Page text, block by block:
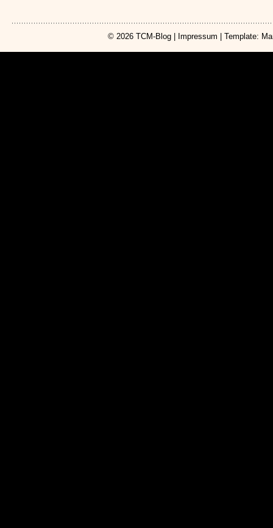
© 2026 TCM-Blog| Impressum | Template: